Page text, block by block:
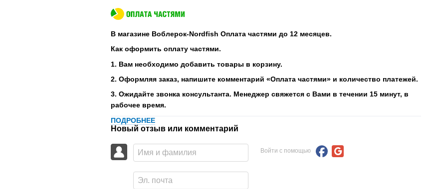
В магазине Воблерок-Nordfish Оплата частями до 12 месяцев.
Как оформить оплату частями.
1. Вам необходимо добавить товары в корзину.
2. Оформляя заказ, напишите комментарий «Оплата частями» и количество платежей.
3. Ожидайте звонка консультанта. Менеджер свяжется с Вами в течении 15 минут, в
рабочее время.
ПОДРОБНЕЕ
Новый отзыв или комментарий
Войти с помощью